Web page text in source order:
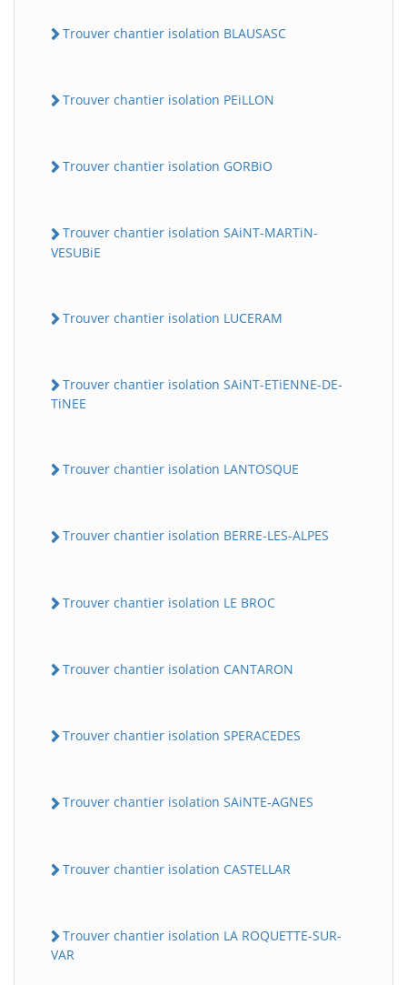
Trouver chantier isolation BLAUSASC
Trouver chantier isolation PEiLLON
Trouver chantier isolation GORBiO
Trouver chantier isolation SAiNT-MARTiN-
VESUBiE
Trouver chantier isolation LUCERAM
Trouver chantier isolation SAiNT-ETiENNE-DE-
TiNEE
Trouver chantier isolation LANTOSQUE
Trouver chantier isolation BERRE-LES-ALPES
Trouver chantier isolation LE BROC
Trouver chantier isolation CANTARON
Trouver chantier isolation SPERACEDES
Trouver chantier isolation SAiNTE-AGNES
Trouver chantier isolation CASTELLAR
Trouver chantier isolation LA ROQUETTE-SUR-
VAR